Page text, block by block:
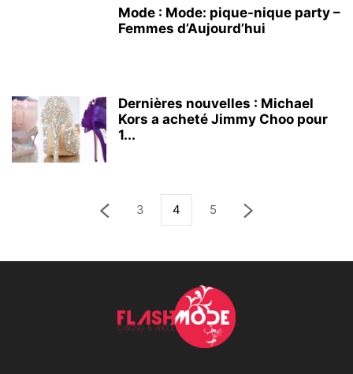
Mode : Mode: pique-nique party –
Femmes d’Aujourd’hui
Dernières nouvelles : Michael
Kors a acheté Jimmy Choo pour
1...
3 4 5